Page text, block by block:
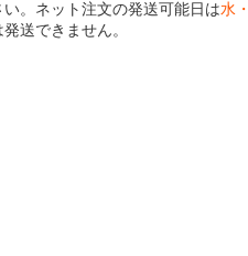
。ネット注文の発送可能日は水
送できません。